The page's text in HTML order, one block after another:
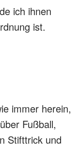
ich ihnen
ist.
immer herein,
Fußball,
Stifttrick und